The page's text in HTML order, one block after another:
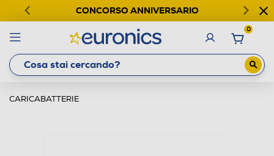
CONCORSO ANNIVERSARIO
0
CARICABATTERIE